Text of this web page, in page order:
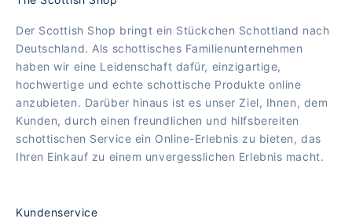
Der Scottish Shop bringt ein Stückchen Schottland nach
Deutschland. Als schottisches Familienunternehmen
haben wir eine Leidenschaft dafür, einzigartige,
hochwertige und echte schottische Produkte online
anzubieten. Darüber hinaus ist es unser Ziel, Ihnen, dem
Kunden, durch einen freundlichen und hilfsbereiten
schottischen Service ein Online-Erlebnis zu bieten, das
Ihren Einkauf zu einem unvergesslichen Erlebnis macht.
Kundenservice